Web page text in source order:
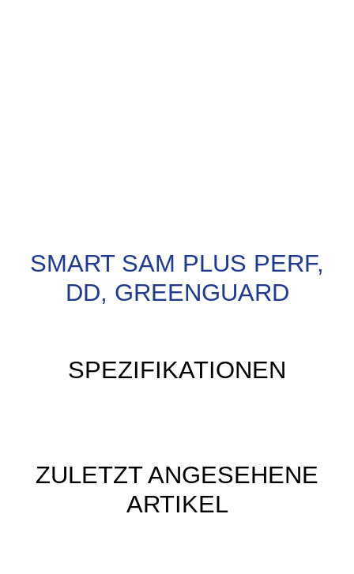
SMART SAM PLUS PERF,
DD, GREENGUARD
SPEZIFIKATIONEN
ZULETZT ANGESEHENE
ARTIKEL